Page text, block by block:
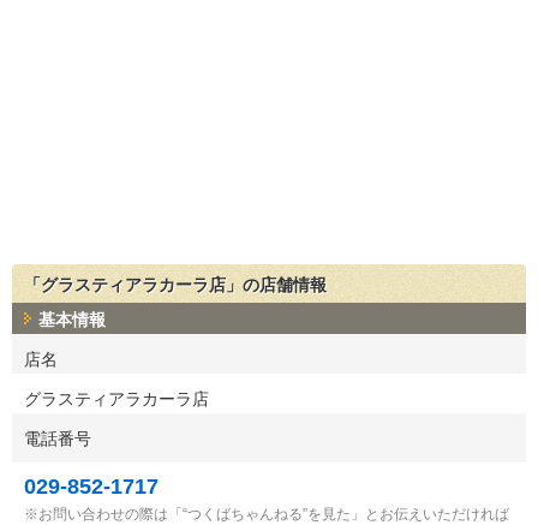
「グラスティアラカーラ店」の店舗情報
基本情報
店名
グラスティアラカーラ店
電話番号
029-852-1717
お問い合わせの際は「“つくばちゃんねる”を見た」とお伝えいただければ